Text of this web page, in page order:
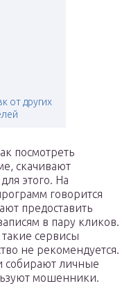
от других
посмотреть
скачивают
этого. На
говорится
предоставить
в пару кликов.
сервисы
не рекомендуется.
собирают личные
мошенники.